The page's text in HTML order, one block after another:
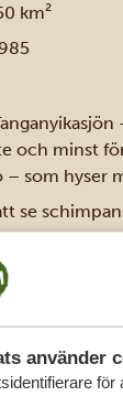
använder
för
km²
och minst
– som hyser
se